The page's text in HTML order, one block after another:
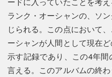
ランク・オーシャンの、ソ
じられる。この点において
ーシャンが人間として現在
示す記録であり、この4年
言える。このアルバムの終